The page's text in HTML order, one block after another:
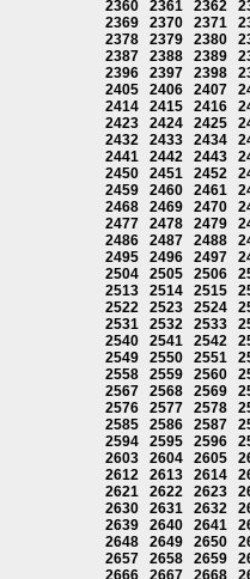
2360
2361 2362
2369
2370 2371
2378
2379 2380
2387
2388 2389
2396
2397 2398
2405
2406 2407
2414
2415 2416
2423
2424 2425
2432
2433 2434
2441
2442 2443
2450
2451 2452
2459
2460 2461
2468
2469 2470
2477
2478 2479
2486
2487 2488
2495
2496 2497
2504
2505 2506
2513
2514 2515
2522
2523 2524
2531
2532 2533
2540
2541 2542
2549
2550 2551
2558
2559 2560
2567
2568 2569
2576
2577 2578
2585
2586 2587
2594
2595 2596
2603
2604 2605
2612
2613 2614
2621
2622 2623
2630
2631 2632
2639
2640 2641
2648
2649 2650
2657
2658 2659